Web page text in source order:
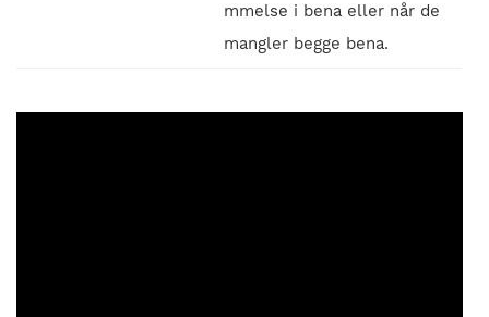
mmelse i bena eller når de
mangler begge bena.